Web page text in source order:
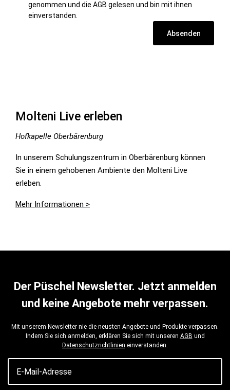
genommen und die AGB gelesen und bin mit ihnen
einverstanden.
Absenden
Molteni Live erleben
Hofkapelle Oberbärenburg
In unserem Schulungszentrum in Oberbärenburg können
Sie in einem gehobenen Ambiente den Molteni Live
erleben.
Mehr Informationen >
Der Püschel Newsletter. Jetzt anmelden
und keine Angebote mehr verpassen.
Mit unserem Newsletter nie die neusten Angebote und Produkte verpassen.
Indem Sie sich anmelden, erklären Sie sich mit unseren AGB und
Datenschutzrichtlinien einverstanden.